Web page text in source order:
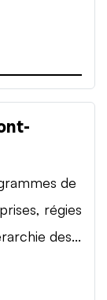
de
régies
des...